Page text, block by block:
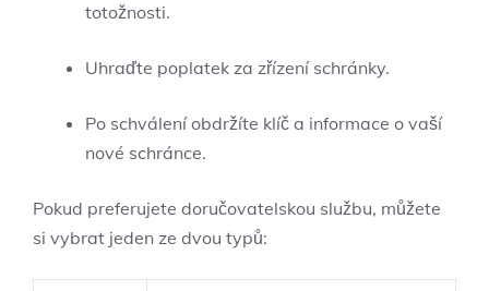
totožnosti.
Uhraďte poplatek za zřízení schránky.
Po schválení obdržíte klíč a informace o vaší
nové schránce.
Pokud preferujete doručovatelskou službu, můžete
si vybrat jeden ze dvou typů: